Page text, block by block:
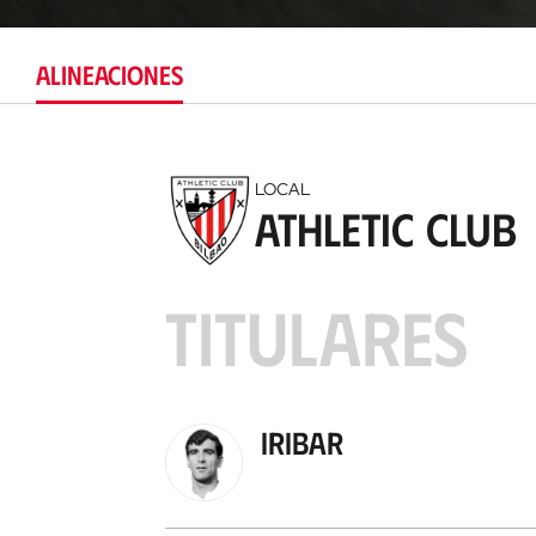
ALINEACIONES
LOCAL
Athletic Club
TITULARES
Iribar